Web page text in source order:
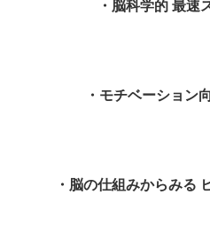
・脳科学的 最速
・モチベーション
・脳の仕組みからみる